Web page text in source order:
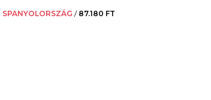
SPANYOLORSZÁG / 87.180 FT